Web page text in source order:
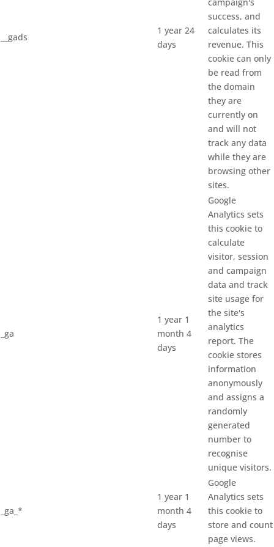
__gads
1 year 24
days
success, and
calculates its
revenue. This
cookie can only
be read from
the domain
they are
currently on
and will not
track any data
while they are
browsing other
sites.
_ga
1 year 1
month 4
days
Google
Analytics sets
this cookie to
calculate
visitor, session
and campaign
data and track
site usage for
the site's
analytics
report. The
cookie stores
information
anonymously
and assigns a
randomly
generated
number to
recognise
unique visitors.
_ga_*
1 year 1
month 4
days
Google
Analytics sets
this cookie to
store and count
page views.